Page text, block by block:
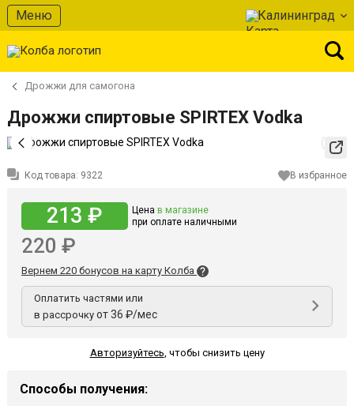
Меню Калининград
Дрожжи для самогона
Дрожжи спиртовые SPIRTEX Vodka
Код товара: 9322 В избранное
213 ₽ Цена в магазине
при оплате наличными
220 ₽
Вернем 220 бонусов на карту Колба
Оплатить частями или
в рассрочку от 36 ₽/мес
Авторизуйтесь, чтобы снизить цену
Способы получения: